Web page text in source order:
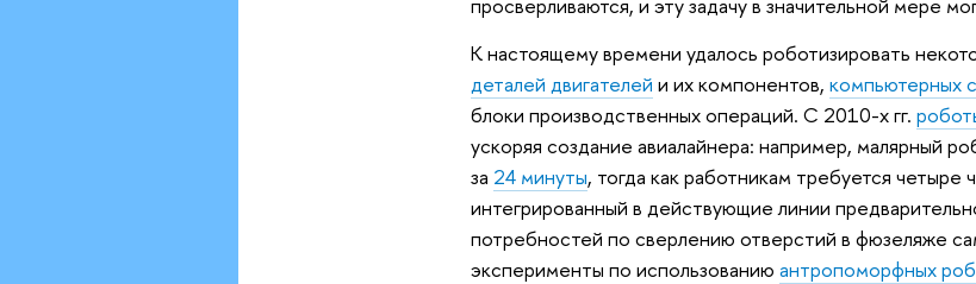
просверливаются, и эту задачу в значительной мере
К настоящему времени удалось роботизировать
деталей двигателей и их компонентов,компьютерных
блоки производственных операций. С 2010-х гг.
ускоряя создание авиалайнера: например, малярный
за 24 минуты, тогда как работникам требуется четыре
интегрированный в действующие линии
потребностей по сверлению отверстий в фюзеляже
эксперименты по использованиюантропоморфных